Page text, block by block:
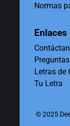
Normas
Letras de
Tu Letra
© 2025